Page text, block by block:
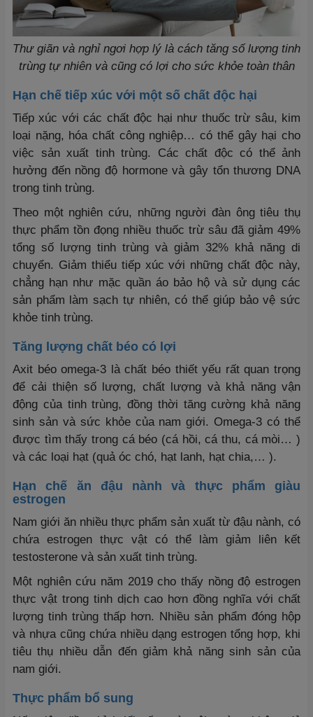
Thư giãn và nghỉ ngơi hợp lý là cách tăng số lượng tinh
trùng tự nhiên và cũng có lợi cho sức khỏe toàn thân
Hạn chế tiếp xúc với một số chất độc hại
Tiếp xúc với các chất độc hại như thuốc trừ sâu, kim
loại nặng, hóa chất công nghiệp… có thể gây hại cho
việc sản xuất tinh trùng. Các chất độc có thể ảnh
hưởng đến nồng độ hormone và gây tổn thương DNA
trong tinh trùng.
Theo một nghiên cứu, những người đàn ông tiêu thụ
thực phẩm tồn đọng nhiều thuốc trừ sâu đã giảm 49%
tổng số lượng tinh trùng và giảm 32% khả năng di
chuyển. Giảm thiểu tiếp xúc với những chất độc này,
chẳng hạn như mặc quần áo bảo hộ và sử dụng các
sản phẩm làm sạch tự nhiên, có thể giúp bảo vệ sức
khỏe tinh trùng.
Tăng lượng chất béo có lợi
Axit béo omega-3 là chất béo thiết yếu rất quan trọng
để cải thiện số lượng, chất lượng và khả năng vận
động của tinh trùng, đồng thời tăng cường khả năng
sinh sản và sức khỏe của nam giới. Omega-3 có thể
được tìm thấy trong cá béo (cá hồi, cá thu, cá mòi… )
và các loại hạt (quả óc chó, hạt lanh, hạt chia,… ).
Hạn chế ăn đậu nành và thực phẩm giàu
estrogen
Nam giới ăn nhiều thực phẩm sản xuất từ đậu nành, có
chứa estrogen thực vật có thể làm giảm liên kết
testosterone và sản xuất tinh trùng.
Một nghiên cứu năm 2019 cho thấy nồng độ estrogen
thực vật trong tinh dịch cao hơn đồng nghĩa với chất
lượng tinh trùng thấp hơn. Nhiều sản phẩm đóng hộp
và nhựa cũng chứa nhiều dạng estrogen tổng hợp, khi
tiêu thụ nhiều dẫn đến giảm khả năng sinh sản của
nam giới.
Thực phẩm bổ sung